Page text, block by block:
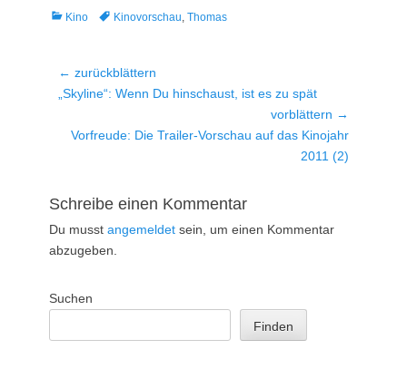
Kategorien
Kino TagsKinovorschau, Thomas
Beitragsnavigation
← zurückblättern
Vorheriger
„Skyline“: Wenn Du hinschaust, ist es zu spät
vorblättern →
Nächster
Vorfreude: Die Trailer-Vorschau auf das Kinojahr
2011 (2)
Schreibe einen Kommentar
Du musst angemeldet sein, um einen Kommentar
abzugeben.
Suchen
Finden